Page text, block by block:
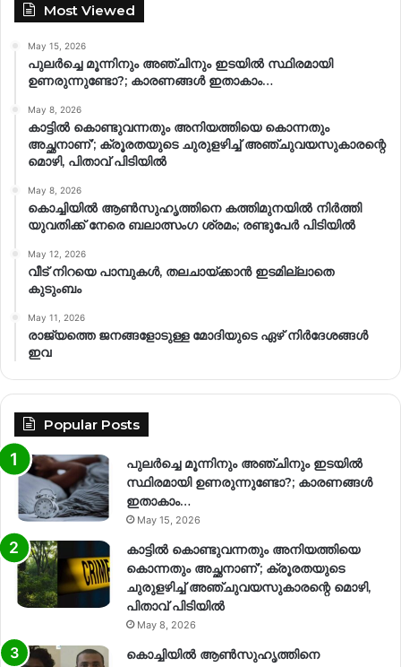
Most Viewed
May 15, 2026
പുലർച്ചെ മൂന്നിനും അഞ്ചിനും ഇടയിൽ സ്ഥിരമായി
ഉണരുന്നുണ്ടോ?; കാരണങ്ങള്‍ ഇതാകാം…
May 8, 2026
കാട്ടിൽ കൊണ്ടുവന്നതും അനിയത്തിയെ കൊന്നതും
അച്ഛനാണ്’; ക്രൂരതയുടെ ചുരുളഴിച്ച് അഞ്ചുവയസുകാരന്റെ
മൊഴി, പിതാവ് പിടിയിൽ
May 8, 2026
കൊച്ചിയിൽ ആൺസുഹൃത്തിനെ കത്തിമുനയിൽ നിർത്തി
യുവതിക്ക് നേരെ ബലാത്സംഗ​ ശ്രമം; രണ്ടുപേർ പിടിയിൽ
May 12, 2026
വീട് നിറയെ പാമ്പുകൾ, തലചായ്ക്കാൻ ഇടമില്ലാതെ
കുടുംബം
May 11, 2026
രാജ്യത്തെ ജനങ്ങളോടുള്ള മോദിയുടെ ഏഴ് നിര്‍ദേശങ്ങള്‍
ഇവ
Popular Posts
പുലർച്ചെ മൂന്നിനും അഞ്ചിനും ഇടയിൽ
സ്ഥിരമായി ഉണരുന്നുണ്ടോ?; കാരണങ്ങള്‍
ഇതാകാം…
May 15, 2026
കാട്ടിൽ കൊണ്ടുവന്നതും അനിയത്തിയെ
കൊന്നതും അച്ഛനാണ്’; ക്രൂരതയുടെ
ചുരുളഴിച്ച് അഞ്ചുവയസുകാരന്റെ മൊഴി,
പിതാവ് പിടിയിൽ
May 8, 2026
കൊച്ചിയിൽ ആൺസുഹൃത്തിനെ